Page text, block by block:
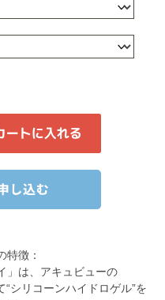
特徴：
」は、アキュビューの
シリコーンハイドロゲル”を